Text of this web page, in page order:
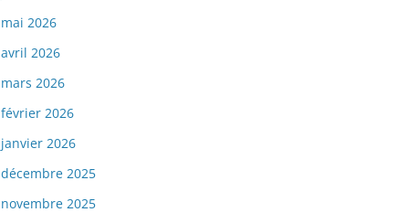
mai 2026
avril 2026
mars 2026
février 2026
janvier 2026
décembre 2025
novembre 2025